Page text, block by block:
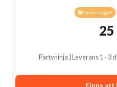
Finns i lager
25
Partyninja | Leverans 1 - 3